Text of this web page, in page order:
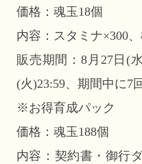
価格：魂玉18個
内容：スタミナ×300
販売期間：8月27日(
(火)23:59、期間中に7
※お得育成パック
価格：魂玉188個
内容：契約書・御行